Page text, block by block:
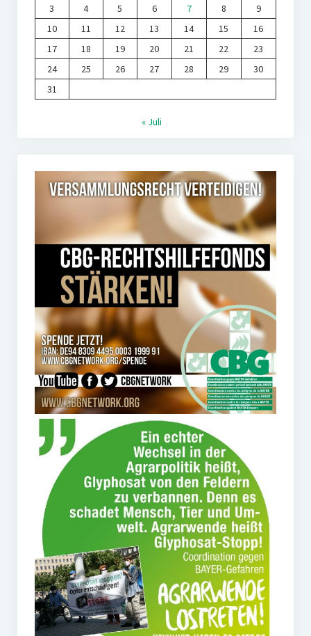
3
4 5 6 7 8
9
10
11 12 13 14 15
16
17
18 19 20 21 22
23
24
25 26 27 28 29
30
31
« Juli